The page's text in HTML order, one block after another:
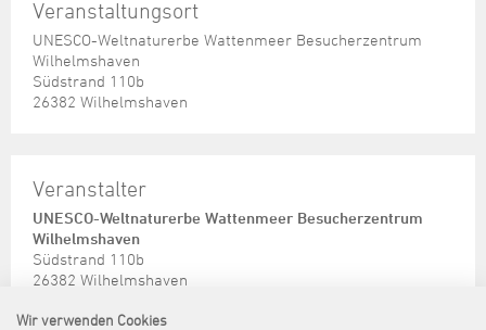
Veranstaltungsort
UNESCO-Weltnaturerbe Wattenmeer Besucherzentrum
Wilhelmshaven
Südstrand 110b
26382 Wilhelmshaven
Veranstalter
UNESCO-Weltnaturerbe Wattenmeer Besucherzentrum
Wilhelmshaven
Südstrand 110b
26382 Wilhelmshaven
Telefon: 04421-910733
Wir verwenden Cookies